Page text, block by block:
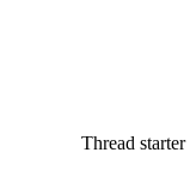
Thread starter